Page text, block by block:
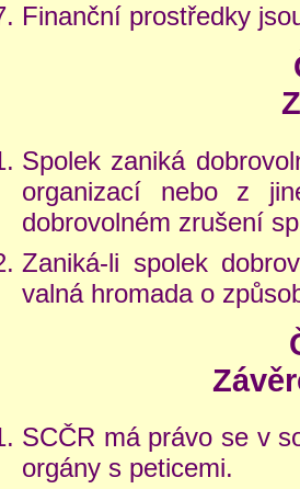
Finanční prostředky
Spolek zaniká
organizací nebo z
dobrovolném zrušení
Zaniká-li spolek
valná hromada o
SCČR má právo se v
orgány s peticemi.